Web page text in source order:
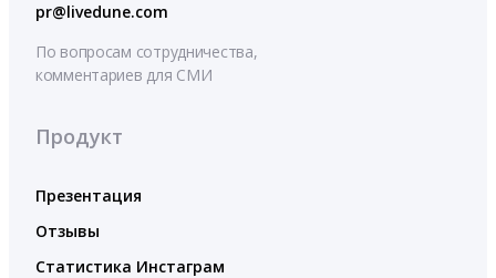
pr@livedune.com
По вопросам сотрудничества,
комментариев для СМИ
Продукт
Презентация
Отзывы
Статистика Инстаграм